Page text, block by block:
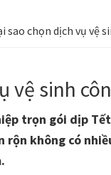
sao chọn dịch vụ vệ
vệ sinh
trọn gói dịp
rộn không có